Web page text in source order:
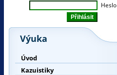
Heslo
Výuka
Úvod
Kazuistiky